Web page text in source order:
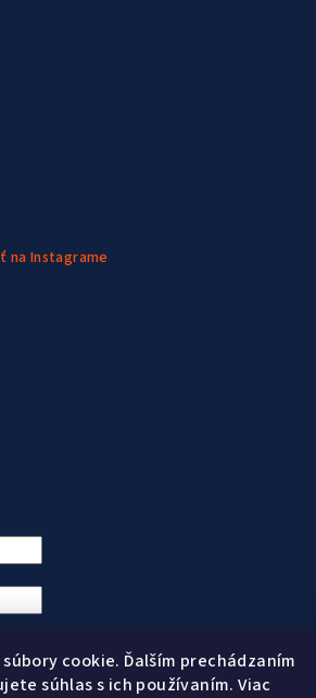
cookie. Ďalším prechádzaním
súhlas s ich používaním. Viac
na Instagrame
heslo